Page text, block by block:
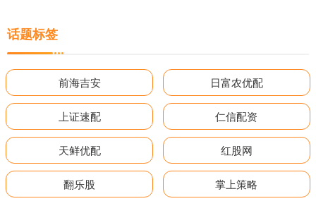
话题标签
前海吉安 日富农优配
上证速配 仁信配资
天鲜优配 红股网
翻乐股 掌上策略